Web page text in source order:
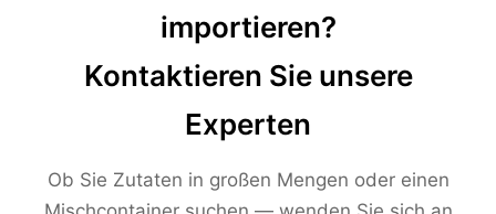
importieren?
Kontaktieren Sie unsere
Experten
Ob Sie Zutaten in großen Mengen oder einen